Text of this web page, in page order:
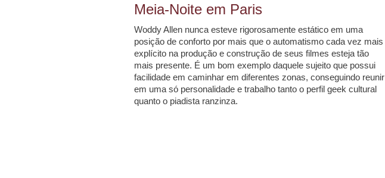
Meia-Noite em Paris
Woddy Allen nunca esteve rigorosamente estático em uma
posição de conforto por mais que o automatismo cada vez mais
explícito na produção e construção de seus filmes esteja tão
mais presente. É um bom exemplo daquele sujeito que possui
facilidade em caminhar em diferentes zonas, conseguindo reunir
em uma só personalidade e trabalho tanto o perfil geek cultural
quanto o piadista ranzinza.